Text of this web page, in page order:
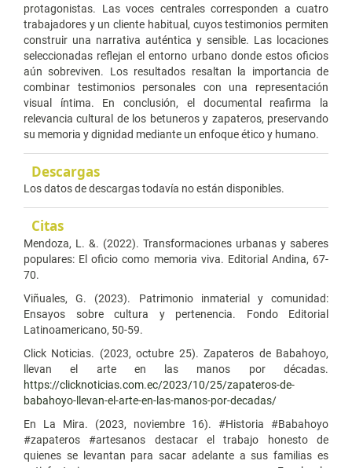
protagonistas. Las voces centrales corresponden a cuatro
trabajadores y un cliente habitual, cuyos testimonios permiten
construir una narrativa auténtica y sensible. Las locaciones
seleccionadas reflejan el entorno urbano donde estos oficios
aún sobreviven. Los resultados resaltan la importancia de
combinar testimonios personales con una representación
visual íntima. En conclusión, el documental reafirma la
relevancia cultural de los betuneros y zapateros, preservando
su memoria y dignidad mediante un enfoque ético y humano.
Descargas
Los datos de descargas todavía no están disponibles.
Citas
Mendoza, L. &. (2022). Transformaciones urbanas y saberes
populares: El oficio como memoria viva. Editorial Andina, 67-
70.
Viñuales, G. (2023). Patrimonio inmaterial y comunidad:
Ensayos sobre cultura y pertenencia. Fondo Editorial
Latinoamericano, 50-59.
Click Noticias. (2023, octubre 25). Zapateros de Babahoyo,
llevan el arte en las manos por décadas.
https://clicknoticias.com.ec/2023/10/25/zapateros-de-
babahoyo-llevan-el-arte-en-las-manos-por-decadas/
En La Mira. (2023, noviembre 16). #Historia #Babahoyo
#zapateros #artesanos destacar el trabajo honesto de
quienes se levantan para sacar adelante a sus familias es